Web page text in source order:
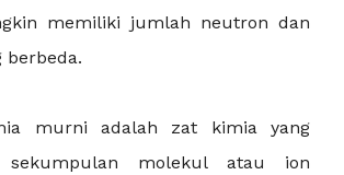
memiliki jumlah neutron dan
berbeda.
murni adalah zat kimia yang
molekul atau ion